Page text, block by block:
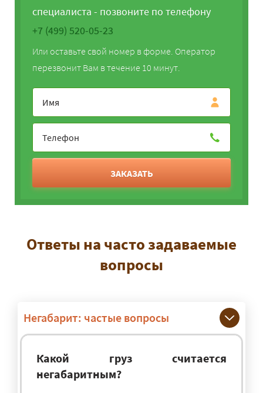
специалиста - позвоните по телефону
+7 (499) 520-05-23
Или оставьте свой номер в форме. Оператор
перезвонит Вам в течение 10 минут.
ЗАКАЗАТЬ
Ответы на часто задаваемые
вопросы
Негабарит: частые вопросы
Какой груз считается
негабаритным?